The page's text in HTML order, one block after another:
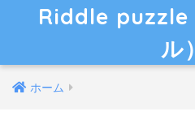
Riddle puzzle
ル）
ホーム